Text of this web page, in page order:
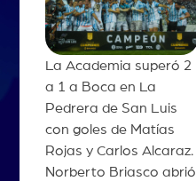
La Academia superó 2
a 1 a Boca en La
Pedrera de San Luis
con goles de Matías
Rojas y Carlos Alcaraz.
Norberto Briasco abrió